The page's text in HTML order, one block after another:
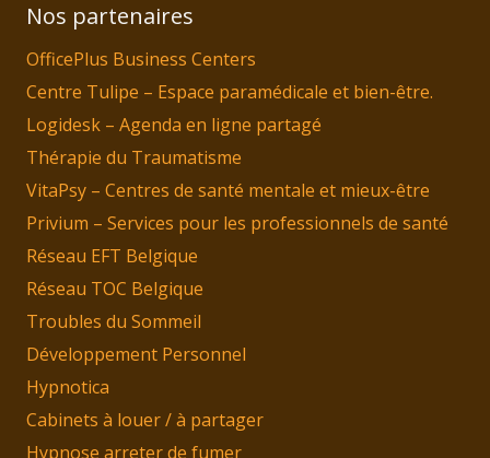
Nos partenaires
OfficePlus Business Centers
Centre Tulipe – Espace paramédicale et bien-être.
Logidesk – Agenda en ligne partagé
Thérapie du Traumatisme
VitaPsy – Centres de santé mentale et mieux-être
Privium – Services pour les professionnels de santé
Réseau EFT Belgique
Réseau TOC Belgique
Troubles du Sommeil
Développement Personnel
Hypnotica
Cabinets à louer / à partager
Hypnose arreter de fumer